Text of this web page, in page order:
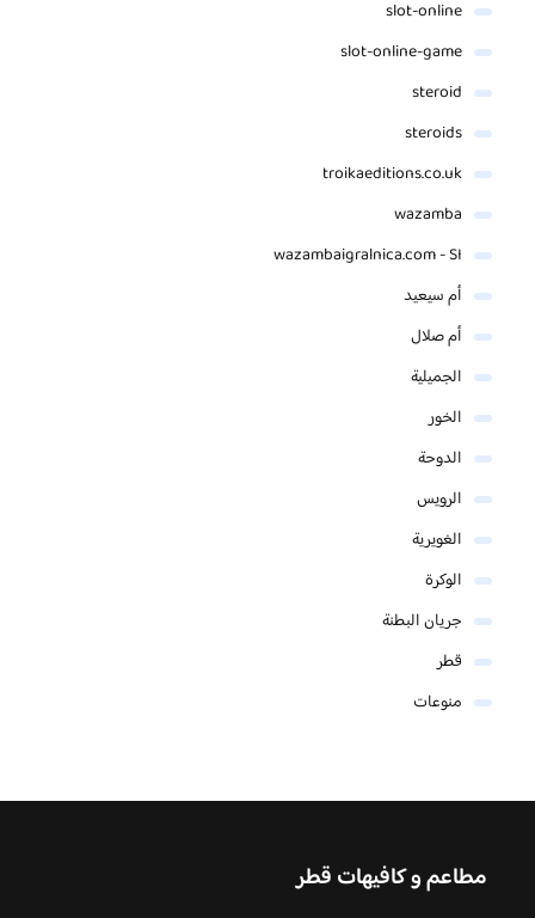
slot-online
slot-online-game
steroid
steroids
troikaeditions.co.uk
wazamba
wazambaigralnica.com - SI
أم سيعيد
أم صلال
الجميلية
الخور
الدوحة
الرويس
الغويرية
الوكرة
جريان البطنة
قطر
منوعات
مطاعم و كافيهات قطر